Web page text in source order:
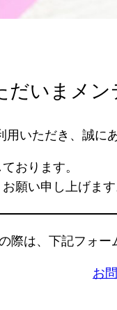
だいまメン
いただき、誠に
おります。
願い申し上げます
際は、下記フォ
お